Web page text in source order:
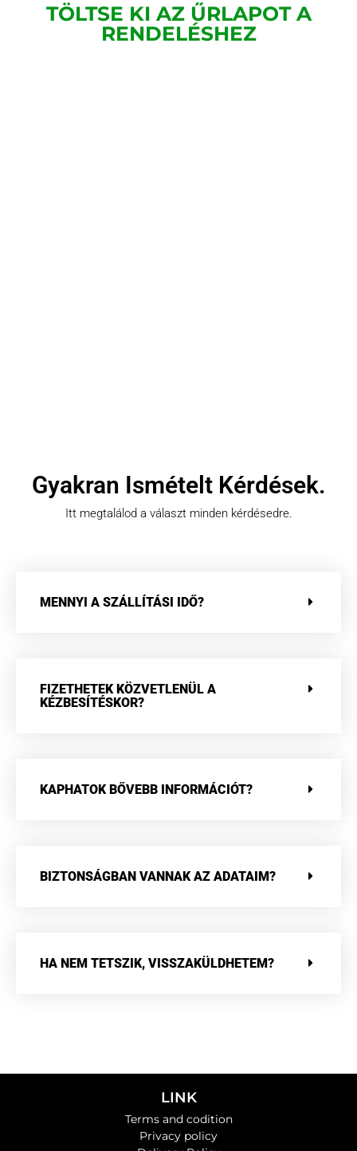
TÖLTSE KI AZ ŰRLAPOT A
RENDELÉSHEZ
Gyakran Ismételt Kérdések.
Itt megtalálod a választ minden kérdésedre.
MENNYI A SZÁLLÍTÁSI IDŐ?
FIZETHETEK KÖZVETLENÜL A
KÉZBESÍTÉSKOR?
KAPHATOK BŐVEBB INFORMÁCIÓT?
BIZTONSÁGBAN VANNAK AZ ADATAIM?
HA NEM TETSZIK, VISSZAKÜLDHETEM?
LINK
Terms and codition
Privacy policy